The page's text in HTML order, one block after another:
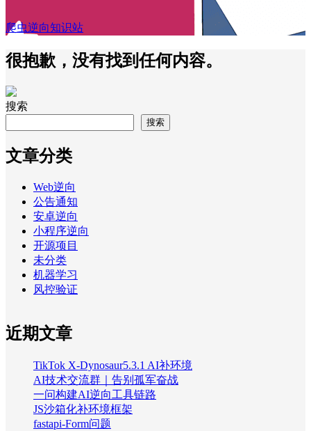
爬虫逆向知识站
很抱歉，没有找到任何内容。
搜索
搜索
文章分类
Web逆向
公告通知
安卓逆向
小程序逆向
开源项目
未分类
机器学习
风控验证
近期文章
TikTok X-Dynosaur5.3.1 AI补环境
AI技术交流群｜告别孤军奋战
一问构建AI逆向工具链路
JS沙箱化补环境框架
fastapi-Form问题